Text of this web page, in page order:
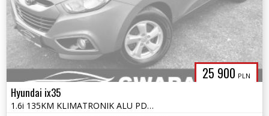
25 900 PLN
Hyundai ix35
1.6i 135KM KLIMATRONIK ALU PDC TEMAPOMAT OPŁATY GWARANCJA